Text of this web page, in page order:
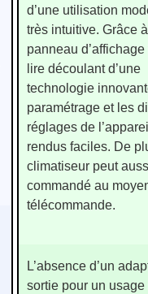
d’une utilisation
très intuitive. Grâce
panneau
lire découlant d’une
technologie
paramétrage et les
réglages de
rendus faciles. De
climatiseur peut
commandé au
télécommande.
L’absence d’un
sortie pour un